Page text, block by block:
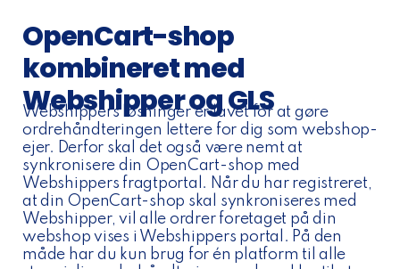
OpenCart-shop
kombineret med
Webshipper og GLS
Webshippers løsninger er lavet for at gøre
ordrehåndteringen lettere for dig som webshop-
ejer. Derfor skal det også være nemt at
synkronisere din OpenCart-shop med
Webshippers fragtportal. Når du har registreret,
at din OpenCart-shop skal synkroniseres med
Webshipper, vil alle ordrer foretaget på din
webshop vises i Webshippers portal. På den
måde har du kun brug for én platform til alle